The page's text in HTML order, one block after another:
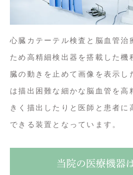
心臓カテーテル検査と脳血管治
ため高精細検出器を搭載した機
臓の動きを止めて画像を表示し
は描出困難な細かな脳血管を高
きく描出したりと医師と患者に
できる装置となっています。
当院の医療機器